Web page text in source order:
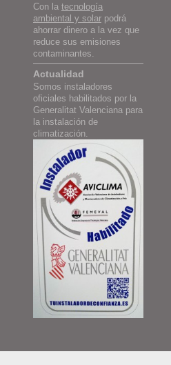
Con la tecnología
ambiental y solar podrá
ahorrar dinero a la vez que
reduce sus emisiones
contaminantes.
Actualidad
Somos instaladores
oficiales habilitados por la
Generalitat Valenciana para
la instalación de
climatización.